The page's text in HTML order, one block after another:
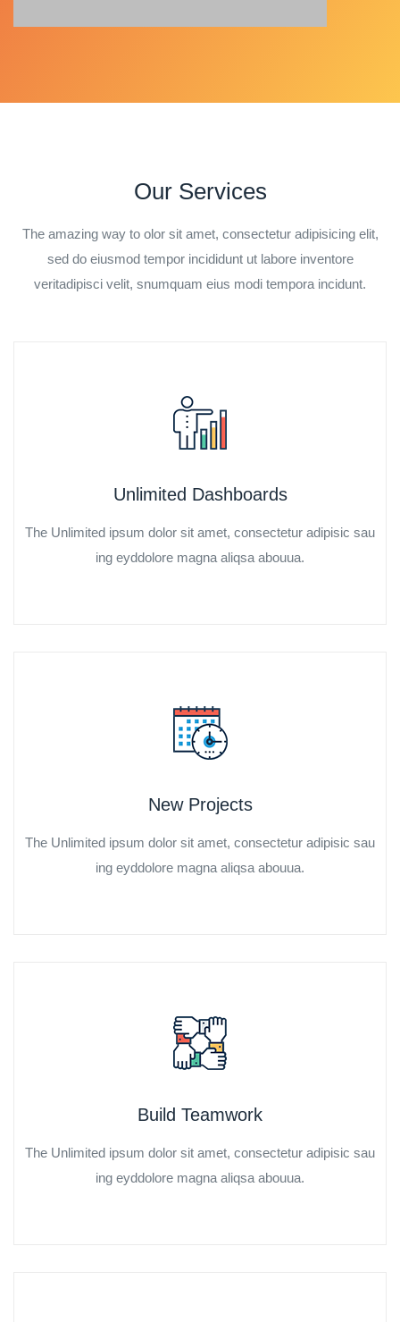
Our Services
The amazing way to olor sit amet, consectetur adipisicing elit,
sed do eiusmod tempor incididunt ut labore inventore
veritadipisci velit, snumquam eius modi tempora incidunt.
Unlimited Dashboards
The Unlimited ipsum dolor sit amet, consectetur adipisic sau
ing eyddolore magna aliqsa abouua.
New Projects
The Unlimited ipsum dolor sit amet, consectetur adipisic sau
ing eyddolore magna aliqsa abouua.
Build Teamwork
The Unlimited ipsum dolor sit amet, consectetur adipisic sau
ing eyddolore magna aliqsa abouua.